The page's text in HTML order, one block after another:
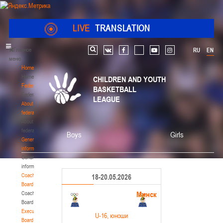
LIVE TRANSLATION
Главное
меню
Home
Home
Federation
Federation
About
federation
About
federation
General
information
General
information
Coaching
Board
Coaching
Board
Executive
Board
RU EN
Search vk facebook youtube instagram
CHILDREN AND YOUTH
BASKETBALL
LEAGUE
Boys Girls
18-20.05.2026
Минск
U-16 , юноши